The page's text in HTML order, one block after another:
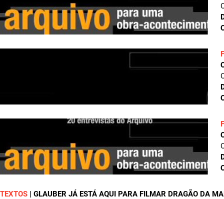
TEXTOS | GLAUBER JÁ ESTÁ AQUI PARA FILMAR DRAGÃO DA